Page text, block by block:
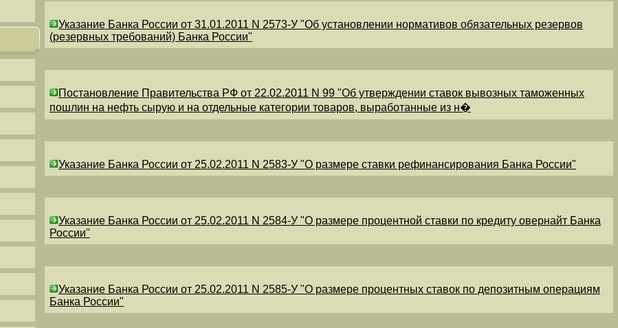
Указание Банка России от 31.01.2011 N 2573-У "Об установлении нормативов обязательных резервов
(резервных требований) Банка России"
Постановление Правительства РФ от 22.02.2011 N 99 "Об утверждении ставок вывозных таможенных
пошлин на нефть сырую и на отдельные категории товаров, выработанные из н�
Указание Банка России от 25.02.2011 N 2583-У "О размере ставки рефинансирования Банка России"
Указание Банка России от 25.02.2011 N 2584-У "О размере процентной ставки по кредиту овернайт Банка
России"
Указание Банка России от 25.02.2011 N 2585-У "О размере процентных ставок по депозитным операциям
Банка России"